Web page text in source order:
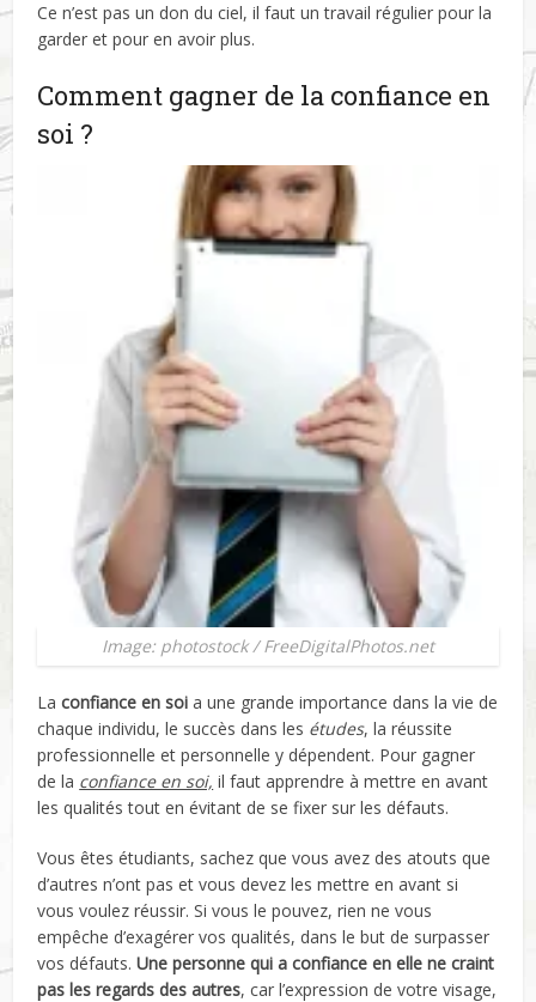
Ce n’est pas un don du ciel, il faut un travail régulier pour la
garder et pour en avoir plus.
Comment gagner de la confiance en
soi ?
Image: photostock / FreeDigitalPhotos.net
Laconfiance en soi a une grande importance dans la vie de
chaque individu, le succès dans les études, la réussite
professionnelle et personnelle y dépendent. Pour gagner
de la confiance en soi, il faut apprendre à mettre en avant
les qualités tout en évitant de se fixer sur les défauts.
Vous êtes étudiants, sachez que vous avez des atouts que
d’autres n’ont pas et vous devez les mettre en avant si
vous voulez réussir. Si vous le pouvez, rien ne vous
empêche d’exagérer vos qualités, dans le but de surpasser
vos défauts.Une personne qui a confiance en elle ne craint
pas les regards des autres, car l’expression de votre visage,